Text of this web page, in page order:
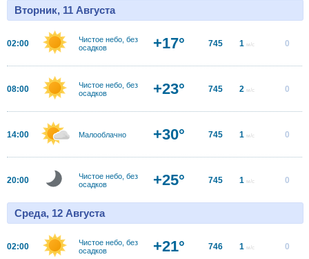
Вторник, 11 Августа
02:00
Чистое небо, без
осадков
+17° 745 1 м/с 0
08:00
Чистое небо, без
осадков
+23° 745 2 м/с 0
14:00 Малооблачно +30° 745 1 м/с 0
20:00
Чистое небо, без
осадков
+25° 745 1 м/с 0
Среда, 12 Августа
02:00
Чистое небо, без
осадков
+21° 746 1 м/с 0